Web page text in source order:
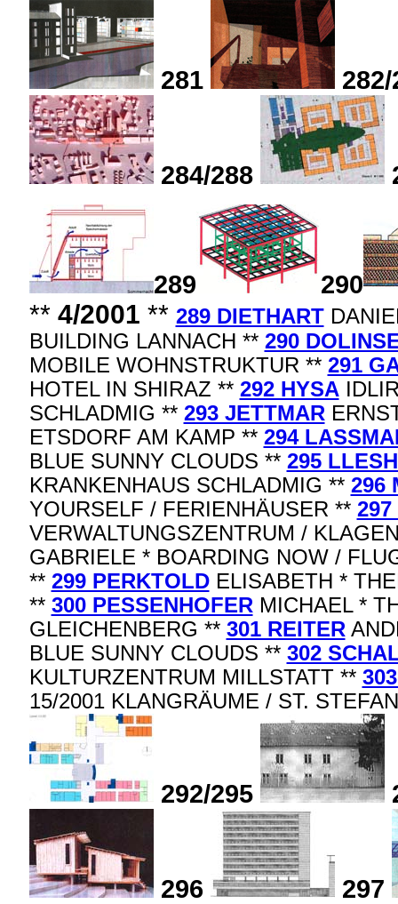
281 282/
284/288
289 290
** 4/2001 ** 289 DIETHART
BUILDING LANNACH ** 290
MOBILE WOHNSTRUKTUR ** 291
HOTEL IN SHIRAZ ** 292 HYSA
SCHLADMIG ** 293 JETTMAR
ETSDORF AM KAMP ** 294
BLUE SUNNY CLOUDS ** 295
KRANKENHAUS SCHLADMIG ** 296
YOURSELF / FERIENHÄUSER ** 297
VERWALTUNGSZENTRUM /
GABRIELE * BOARDING NOW /
** 299 PERKTOLDELISABETH *
** 300 PESSENHOFER MICHAEL *
GLEICHENBERG ** 301 REITER
BLUE SUNNY CLOUDS ** 302
KULTURZENTRUM MILLSTATT **
15/2001 KLANGRÄUME / ST. STEFAN
292/295
296 297